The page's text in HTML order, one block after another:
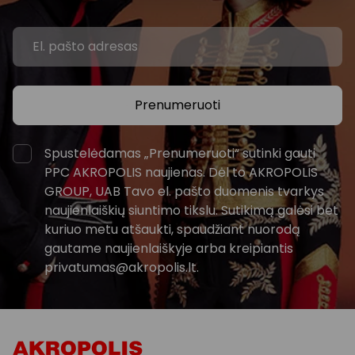
Prenumeruoti
Spustelėdamas „Prenumeruoti“ sutinki gauti
PPC AKROPOLIS naujienas. Dėl to AKROPOLIS
GROUP, UAB Tavo el. pašto duomenis tvarkys
naujienlaiškių siuntimo tikslu. Sutikimą galėsi bet
kuriuo metu atšaukti, spaudžiant nuorodą
gautame naujienlaiškyje arba kreipiantis
privatumas@akropolis.lt.